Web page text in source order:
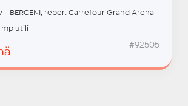
- BERCENI, reper: Carrefour Grand Arena
mp utili
#92505